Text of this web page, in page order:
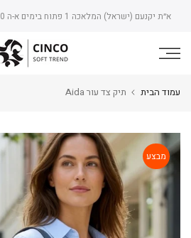
Skip
content
א״ת יקנעם (ישראל) המלאכה 1 פתוח בימים א-ה 09:00-18:00 יום ו 08:00-13:00
עמוד הבית תיק צד עור Aida
מבצע